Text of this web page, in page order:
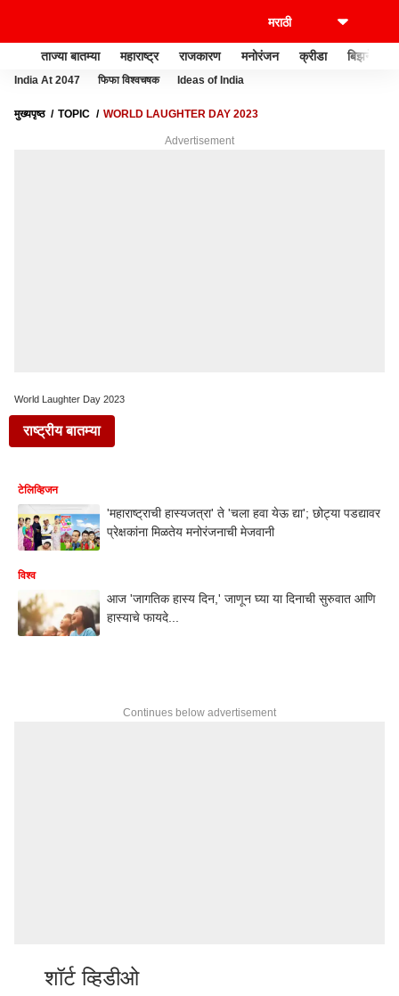
ताज्या बातम्या महाराष्ट्र राजकारण मनोरंजन क्रीडा बिझनेस
India At 2047 फिफा विश्वचषक Ideas of India
मुख्यपृष्ठ TOPIC WORLD LAUGHTER DAY 2023
Advertisement
World Laughter Day 2023
राष्ट्रीय बातम्या
टेलिव्हिजन
'महाराष्ट्राची हास्यजत्रा' ते 'चला हवा येऊ द्या'; छोट्या पडद्यावर
प्रेक्षकांना मिळतेय मनोरंजनाची मेजवानी
विश्व
आज 'जागतिक हास्य दिन,' जाणून घ्या या दिनाची सुरुवात आणि
हास्याचे फायदे...
Continues below advertisement
शॉर्ट व्हिडीओ